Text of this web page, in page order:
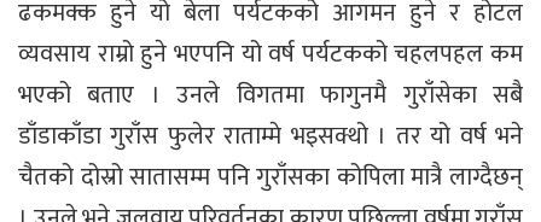
ढकमक्क हुने यो बेला पर्यटकको आगमन हुने र होटल
व्यवसाय राम्रो हुने भएपनि यो वर्ष पर्यटकको चहलपहल कम
भएको बताए । उनले विगतमा फागुनमै गुराँसेका सबै
डाँडाकाँडा गुराँस फुलेर राताम्मे भइसक्थो । तर यो वर्ष भने
चैतको दोस्रो सातासम्म पनि गुराँसका कोपिला मात्रै लाग्दैछन्